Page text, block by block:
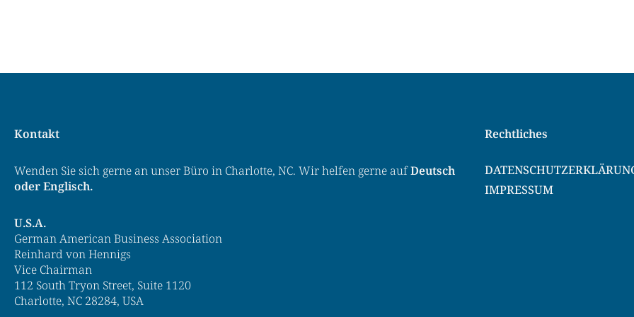
Kontakt
Wenden Sie sich gerne an unser Büro in Charlotte, NC. Wir helfen gerne aufDeutsch
oder Englisch.
U.S.A.
German American Business Association
Reinhard von Hennigs
Vice Chairman
112 South Tryon Street, Suite 1120
Charlotte, NC 28284, USA
Rechtliches
IMPRESSUM